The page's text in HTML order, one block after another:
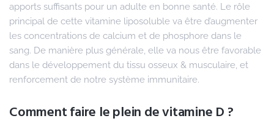
apports suffisants pour un adulte en bonne santé. Le rôle
principal de cette vitamine liposoluble va être d’augmenter
les concentrations de calcium et de phosphore dans le
sang. De manière plus générale, elle va nous être favorable
dans le développement du tissu osseux & musculaire, et
renforcement de notre système immunitaire.
Comment faire le plein de vitamine D ?